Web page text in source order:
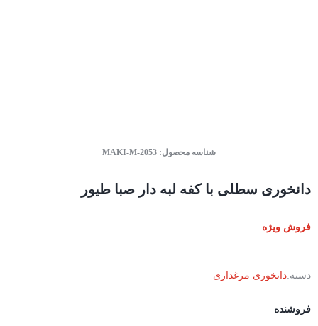
شناسه محصول: MAKI-M-2053
دانخوری سطلی با کفه لبه دار صبا طیور
فروش ویژه
دسته:دانخوری مرغداری
فروشنده